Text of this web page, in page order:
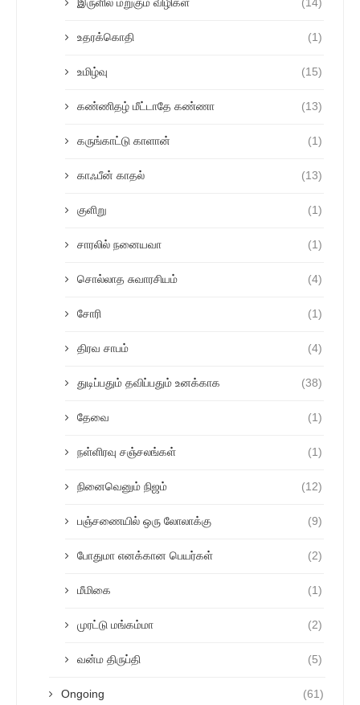
உதரக்கொதி (1)
உமிழ்வு (15)
கண்ணிதழ் மீட்டாதே கண்ணா (13)
கருங்காட்டு காளான் (1)
காஃபீன் காதல் (13)
குளிறு (1)
சாரலில் நனையவா (1)
சொல்லாத சுவாரசியம் (4)
சோரி (1)
திரவ சாபம் (4)
துடிப்பதும் தவிப்பதும் உனக்காக (38)
தேவை (1)
நள்ளிரவு சஞ்சலங்கள் (1)
நினைவெனும் நிஜம் (12)
பஞ்சணையில் ஒரு லோலாக்கு (9)
போதுமா எனக்கான பெயர்கள் (2)
மீமிகை (1)
முரட்டு மங்கம்மா (2)
வன்ம திருப்தி (5)
Ongoing (61)